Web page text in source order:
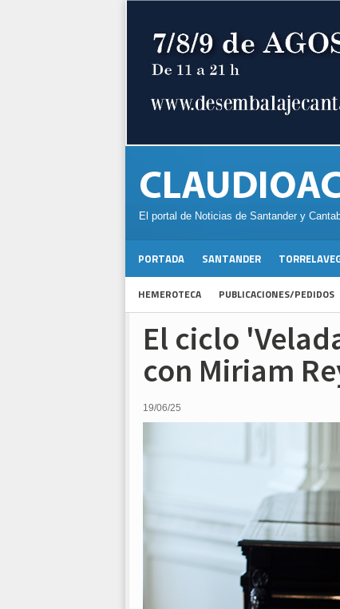
El portal de Noticias de Santander y
PORTADA SANTANDER
HEMEROTECA PUBLICACIONES/PEDIDOS
El ciclo
con Miriam
19/06/25